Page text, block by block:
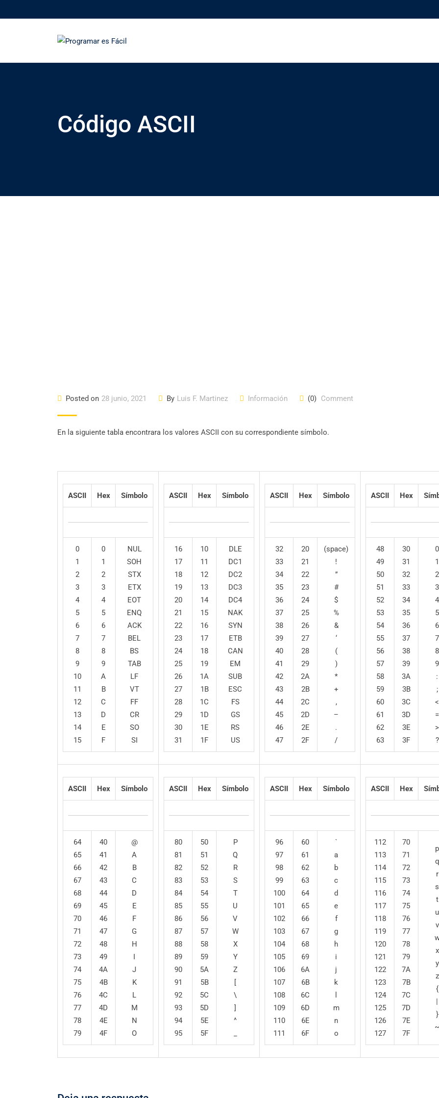
to
Código ASCII
Posted on 28 junio, 2021 By Luis F. Martinez Información (0) Comment
En la siguiente tabla encontrara los valores ASCII con su correspondiente símbolo.
ASCII Hex Símbolo
0
1
2
3
4
5
6
7
8
9
10
11
12
13
14
15
0
1
2
3
4
5
6
7
8
9
A
B
C
D
E
F
NUL
SOH
STX
ETX
EOT
ENQ
ACK
BEL
BS
TAB
LF
VT
FF
CR
SO
SI
ASCII Hex Símbolo
16
17
18
19
20
21
22
23
24
25
26
27
28
29
30
31
10
11
12
13
14
15
16
17
18
19
1A
1B
1C
1D
1E
1F
DLE
DC1
DC2
DC3
DC4
NAK
SYN
ETB
CAN
EM
SUB
ESC
FS
GS
RS
US
ASCII Hex Símbolo
32
33
34
35
36
37
38
39
40
41
42
43
44
45
46
47
20
21
22
23
24
25
26
27
28
29
2A
2B
2C
2D
2E
2F
(space)
!
”
#
$
%
&
‘
(
)
*
+
,
–
.
/
ASCII Hex
48
49
50
51
52
53
54
55
56
57
58
59
60
61
62
63
30
31
32
33
34
35
36
37
38
39
3A
3B
3C
3D
3E
3F
0
1
2
3
4
5
6
7
8
9
:
;
<
=
>
?
ASCII Hex Símbolo
64
65
66
67
68
69
70
71
72
73
74
75
76
77
78
79
40
41
42
43
44
45
46
47
48
49
4A
4B
4C
4D
4E
4F
@
A
B
C
D
E
F
G
H
I
J
K
L
M
N
O
ASCII Hex Símbolo
80
81
82
83
84
85
86
87
88
89
90
91
92
93
94
95
50
51
52
53
54
55
56
57
58
59
5A
5B
5C
5D
5E
5F
P
Q
R
S
T
U
V
W
X
Y
Z
[
\
]
^
ASCII Hex Símbolo
96
97
98
99
100
101
102
103
104
105
106
107
108
109
110
111
60
61
62
63
64
65
66
67
68
69
6A
6B
6C
6D
6E
6F
`
a
b
c
d
e
f
g
h
i
j
k
m
n
o
ASCII Hex
112
113
114
115
116
117
118
119
120
121
122
123
124
125
126
127
70
71
72
73
74
75
76
77
78
79
7A
7B
7C
7D
7E
7F
p
q
r
s
t
u
v
x
y
z
{
|
}
~